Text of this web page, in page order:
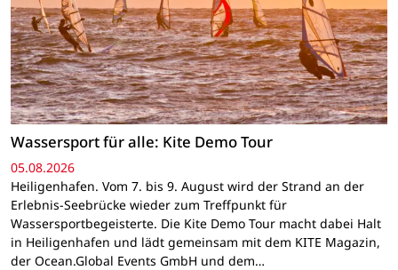
Wassersport für alle: Kite Demo Tour
05.08.2026
Heiligenhafen. Vom 7. bis 9. August wird der Strand an der
Erlebnis-Seebrücke wieder zum Treffpunkt für
Wassersportbegeisterte. Die Kite Demo Tour macht dabei Halt
in Heiligenhafen und lädt gemeinsam mit dem KITE Magazin,
der Ocean.Global Events GmbH und dem…